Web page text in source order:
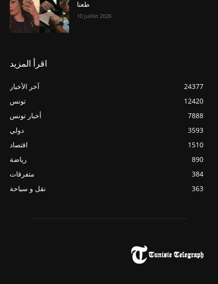
طعنا
10 juillet 2026
اقرأ المزيد
آخر الأخبار
24377
تونس
12420
أخبار تونس
7888
دولي
3593
اقتصاد
1510
رياضة
890
متفرقات
384
نقل و سياحة
363